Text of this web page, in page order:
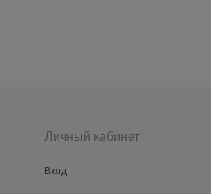
Личный кабинет
Вход